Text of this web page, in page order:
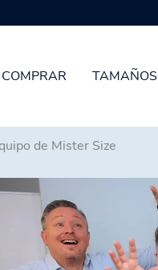
COMPRAR
de Mister Size